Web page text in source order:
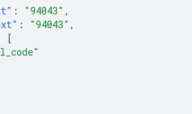
: "94043" ,
: "94043" ,
[